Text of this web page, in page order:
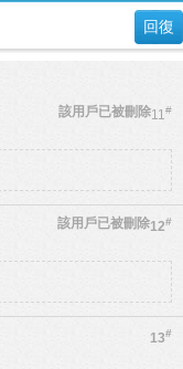
回復
11#
該用戶已被刪除
12#
該用戶已被刪除
13#